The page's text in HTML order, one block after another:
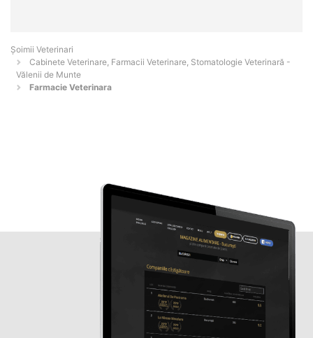
Șoimii Veterinari
Cabinete Veterinare, Farmacii Veterinare, Stomatologie Veterinară -
Vălenii de Munte
Farmacie Veterinara